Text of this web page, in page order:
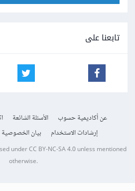
تابعنا على
عن أكاديمية حسوب الأسئلة الشائعة
إرشادات الاستخدام
بيان الخصوصية
underCC BY-NC-SA 4.0unless mentioned
otherwise.